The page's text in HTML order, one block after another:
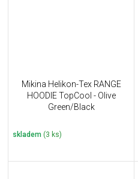
Mikina Helikon-Tex RANGE
HOODIE TopCool - Olive
Green/Black
skladem (3 ks)